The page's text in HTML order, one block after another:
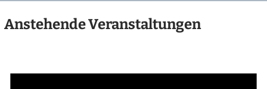
Anstehende Veranstaltungen